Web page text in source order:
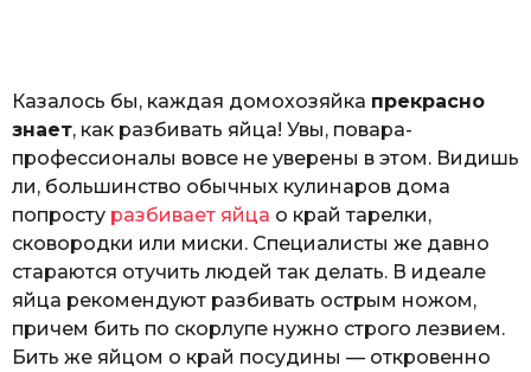
Казалось бы, каждая домохозяйка прекрасно
знает, как разбивать яйца! Увы, повара-
профессионалы вовсе не уверены в этом. Видишь
ли, большинство обычных кулинаров дома
попросту разбивает яйца о край тарелки,
сковородки или миски. Специалисты же давно
стараются отучить людей так делать. В идеале
яйца рекомендуют разбивать острым ножом,
причем бить по скорлупе нужно строго лезвием.
Бить же яйцом о край посудины — откровенно